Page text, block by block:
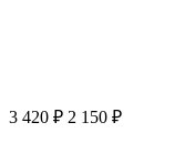
3 420 ₽ 2 150 ₽